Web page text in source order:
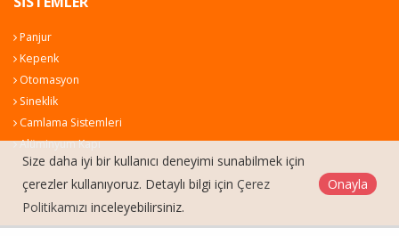
Panjur
Kepenk
Otomasyon
Sineklik
Camlama Sistemleri
Alüminyum Kapı
Size daha iyi bir kullanıcı deneyimi sunabilmek için
çerezler kullanıyoruz. Detaylı bilgi için Çerez
Politikamızı inceleyebilirsiniz.
Onayla